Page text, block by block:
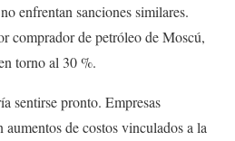
enfrentan sanciones similares.
comprador de petróleo de Moscú,
torno al 30 %.
sentirse pronto. Empresas
aumentos de costos vinculados a la